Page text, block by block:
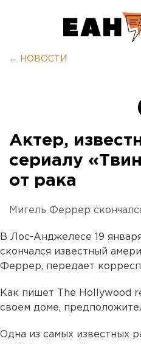
← НОВОСТИ
Актер,
сериалу
от рака
Мигель Феррер
В Лос-Анджелесе 19
скончался известный
Феррер, передает
Как пишет The Hollywood
своем доме,
Одна из самых известных